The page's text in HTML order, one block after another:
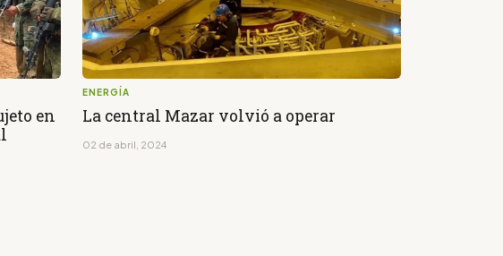
en
ENERGÍA
La central Mazar volvió a operar
02 de abril, 2024